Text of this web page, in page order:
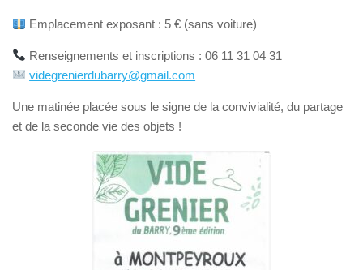
Emplacement exposant : 5 € (sans voiture)
Renseignements et inscriptions : 06 11 31 04 31
videgrenierdubarry@gmail.com
Une matinée placée sous le signe de la convivialité, du partage
et de la seconde vie des objets !